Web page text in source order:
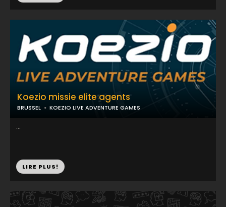
Koezio missie elite agents
BRUSSEL KOEZIO LIVE ADVENTURE GAMES
...
LIRE PLUS!